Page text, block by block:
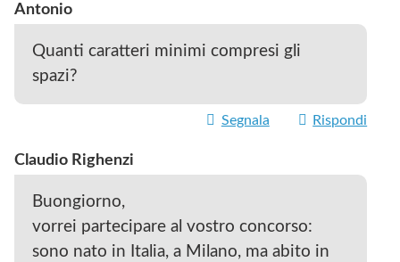
Antonio
Quanti caratteri minimi compresi gli
spazi?
Segnala Rispondi
Claudio Righenzi
Buongiorno,
vorrei partecipare al vostro concorso:
sono nato in Italia, a Milano, ma abito in